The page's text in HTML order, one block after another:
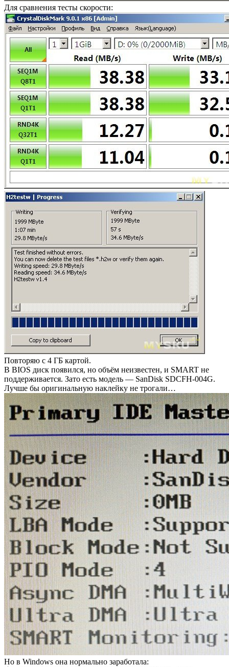
Для сравнения тесты скорости:
Повторяю с 4 ГБ картой.
В BIOS диск появился, но объём неизвестен, и SMART не
поддерживается. Зато есть модель — SanDisk SDCFH-004G.
Лучше бы оригинальную наклейку не трогали…
Но в Windows она нормально заработала: